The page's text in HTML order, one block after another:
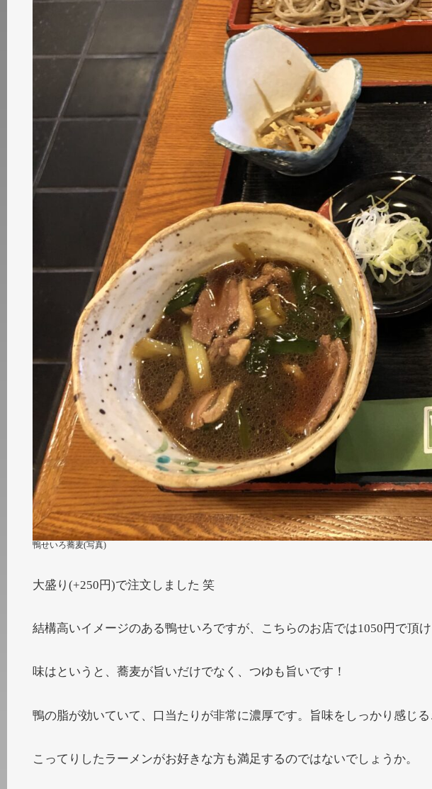
鴨せいろ蕎麦(写真)
大盛り(+250円)で注文しました 笑
結構高いイメージのある鴨せいろですが、こちらのお店では1050円で頂
味はというと、蕎麦が旨いだけでなく、つゆも旨いです！
鴨の脂が効いていて、口当たりが非常に濃厚です。旨味をしっかり感じる
こってりしたラーメンがお好きな方も満足するのではないでしょうか。